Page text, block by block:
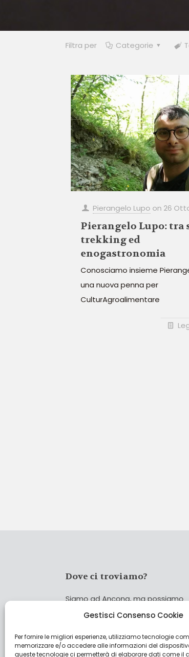
Gestisci Consenso Cookie
Per fornire le migliori esperienze, utilizziamo tecnologie
memorizzare e/o accedere alle informazioni del
queste tecnologie ci permetterà di elaborare dati come il
Filtra per Categorie
Pierangelo Lupo on 26
Pierangelo Lupo: tra
trekking ed
enogastronomia
Conosciamo insieme
una nuova penna per
CulturAgroalimentare
Dove ci troviamo?
Siamo ad Ancona, ma possiamo
coprire tutta Italia!
Cerca